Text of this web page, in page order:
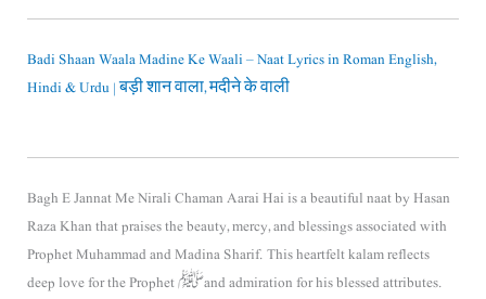
Badi Shaan Waala Madine Ke Waali – Naat Lyrics in Roman English,
Hindi & Urdu | बड़ी शान वाला, मदीने के वाली
Bagh E Jannat Me Nirali Chaman Aarai Hai is a beautiful naat byHasan
Raza Khanthat praises the beauty, mercy, and blessings associated with
Prophet Muhammadand Madina Sharif. This heartfelt kalam reflects
deep love for the Prophet ﷺ and admiration for his blessed attributes.